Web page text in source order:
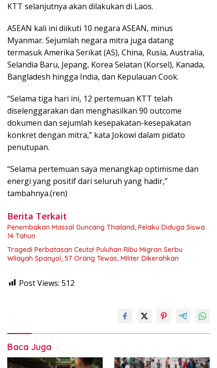
KTT selanjutnya akan dilakukan di Laos.
ASEAN kali ini diikuti 10 negara ASEAN, minus
Myanmar. Sejumlah negara mitra juga datang
termasuk Amerika Serikat (AS), China, Rusia, Australia,
Selandia Baru, Jepang, Korea Selatan (Korsel), Kanada,
Bangladesh hingga India, dan Kepulauan Cook.
“Selama tiga hari ini, 12 pertemuan KTT telah
diselenggarakan dan menghasilkan 90 outcome
dokumen dan sejumlah kesepakatan-kesepakatan
konkret dengan mitra,” kata Jokowi dalam pidato
penutupan.
“Selama pertemuan saya menangkap optimisme dan
energi yang positif dari seluruh yang hadir,”
tambahnya.(ren)
Berita Terkait
Penembakan Massal Guncang Thailand, Pelaku Diduga Siswa
14 Tahun
Tragedi Perbatasan Ceuta! Puluhan Ribu Migran Serbu
Wilayah Spanyol, 57 Orang Tewas, Militer Dikerahkan
Post Views: 512
Baca Juga